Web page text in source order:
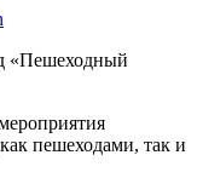
«Пешеходный
пешеходами, так и